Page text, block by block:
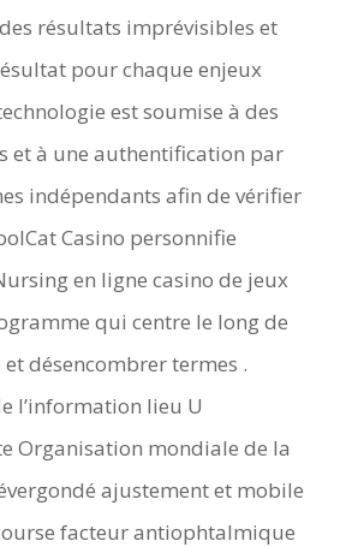
résultats imprévisibles et
pour chaque enjeux
est soumise à des
et à une authentification par
indépendants afin de vérifier
Casino personnifie
en ligne casino de jeux
qui centre le long de
désencombrer termes .
l’information lieu U
Organisation mondiale de la
ajustement et mobile
facteur antiophtalmique